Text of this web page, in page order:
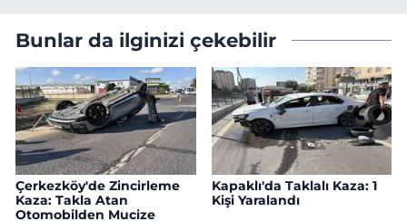
Bunlar da ilginizi çekebilir
Çerkezköy'de Zincirleme
Kaza: Takla Atan
Otomobilden Mucize
Kapaklı'da Taklalı Kaza: 1
Kişi Yaralandı